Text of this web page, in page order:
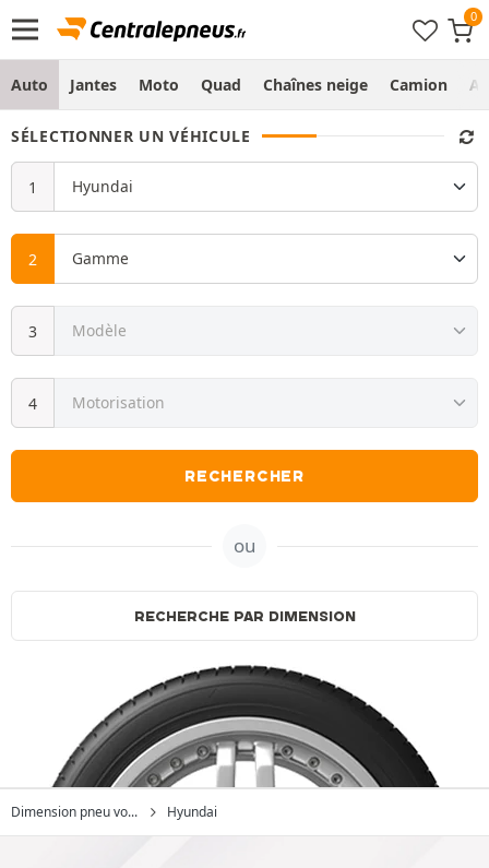
Auto Jantes Moto Quad Chaînes neige Camion
SÉLECTIONNER UN VÉHICULE
RECHERCHER
ou
RECHERCHE PAR DIMENSION
Dimension pneu vo... Hyundai